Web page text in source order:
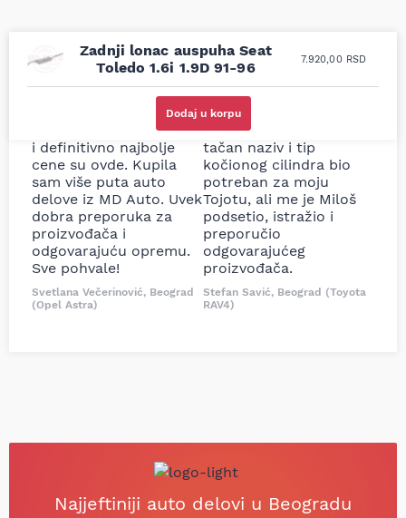
Zadnji lonac auspuha Seat
Toledo 1.6i 1.9D 91-96
7.920,00 RSD
Dodaj u korpu
Uporedila sam sve
prodavnice auto delova
i definitivno najbolje
cene su ovde. Kupila
sam više puta auto
delove iz MD Auto. Uvek
dobra preporuka za
proizvođača i
odgovarajuću opremu.
Sve pohvale!
Svetlana Večerinović, Beograd
(Opel Astra)
Odlična usluga i
ljubazni prodavci.
Nisam bio siguran koji je
tačan naziv i tip
kočionog cilindra bio
potreban za moju
Tojotu, ali me je Miloš
podsetio, istražio i
preporučio
odgovarajućeg
proizvođača.
Stefan Savić, Beograd (Toyota
RAV4)
Najjeftiniji auto delovi u Beogradu